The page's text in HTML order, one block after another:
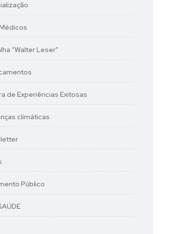
“Walter Leser”
de Experiências Exitosas
climáticas
Público